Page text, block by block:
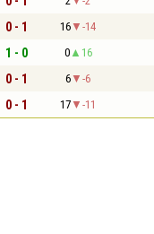
0 - 1 16 -14
1 - 0 0 16
0 - 1 6 -6
0 - 1 17 -11